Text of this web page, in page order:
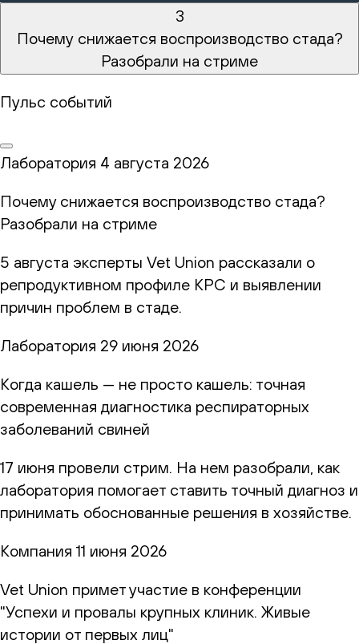
3
Почему снижается воспроизводство стада?
Разобрали на стриме
Пульс событий
Лаборатория 4 августа 2026
Почему снижается воспроизводство стада?
Разобрали на стриме
5 августа эксперты Vet Union рассказали о
репродуктивном профиле КРС и выявлении
причин проблем в стаде.
Лаборатория 29 июня 2026
Когда кашель — не просто кашель: точная
современная диагностика респираторных
заболеваний свиней
17 июня провели стрим. На нем разобрали, как
лаборатория помогает ставить точный диагноз и
принимать обоснованные решения в хозяйстве.
Компания 11 июня 2026
Vet Union примет участие в конференции
"Успехи и провалы крупных клиник. Живые
истории от первых лиц"